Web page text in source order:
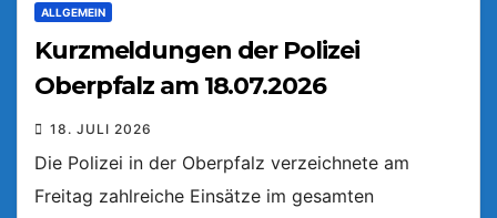
ALLGEMEIN
Kurzmeldungen der Polizei
Oberpfalz am 18.07.2026
18. JULI 2026
Die Polizei in der Oberpfalz verzeichnete am
Freitag zahlreiche Einsätze im gesamten